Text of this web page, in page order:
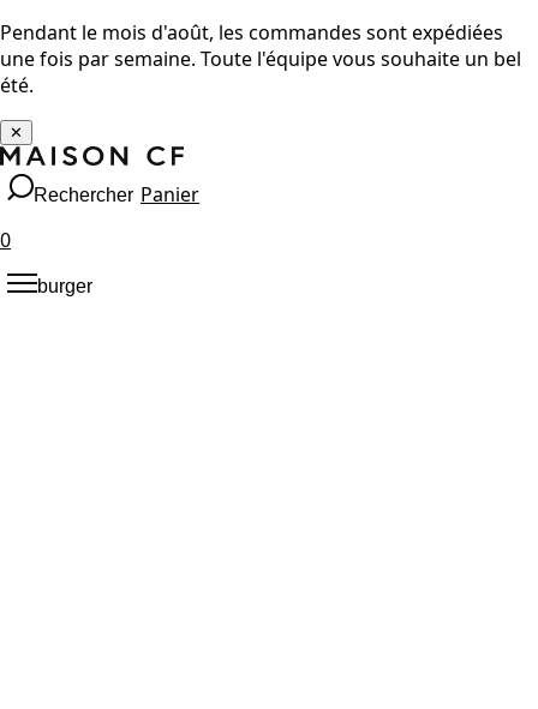
Pendant le mois d'août, les commandes sont expédiées
une fois par semaine. Toute l'équipe vous souhaite un bel
été.
✕
Rechercher Panier
0
burger